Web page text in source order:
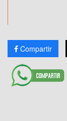
Compartir